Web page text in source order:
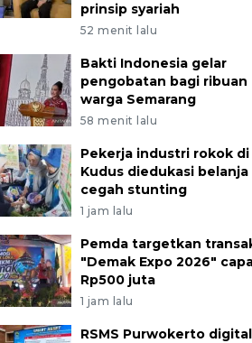
prinsip syariah
52 menit lalu
Bakti Indonesia gelar
pengobatan bagi ribuan
warga Semarang
58 menit lalu
Pekerja industri rokok di
Kudus diedukasi
cegah stunting
1 jam lalu
Pemda targetkan
"Demak Expo 2026"
Rp500 juta
1 jam lalu
RSMS Purwokerto